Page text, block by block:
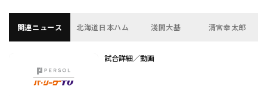
関連ニュース 北海道日本ハム 淺間大基 清宮幸太郎
試合詳細／動画